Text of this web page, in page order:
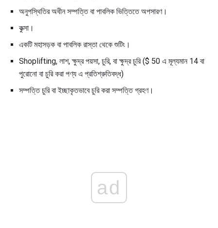
অনুপস্থিতির অধীন সম্পত্তি বা পাবলিক ভিত্তিতে অপসারণ।
কুত্সা।
একটি মহাসড়ক বা পাবলিক রাস্তা থেকে শুটিং।
Shoplifting, লাশ, ক্ষুদ্র পয়সা, চুরি, বা ক্ষুদ্র চুরি ($ 50 এ মূল্যমান 14 বা
পুরোনো বা চুরি করা পণ্য এ প্রতিশ্রুতিবদ্ধ)
সম্পত্তি চুরি বা ইচ্ছাকৃতভাবে চুরি করা সম্পত্তি গ্রহণ।
ad